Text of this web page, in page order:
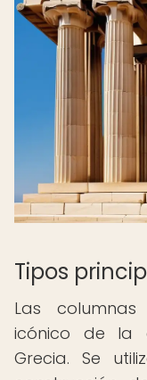
Tipos
Las
icónico de la
Grecia. Se